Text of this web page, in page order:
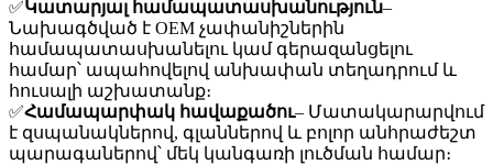
✅Կատարյալ համապատասխանություն–
Նախագծված է OEM չափանիշներին
համապատասխանելու կամ գերազանցելու
համար՝ ապահովելով անխափան տեղադրում և
հուսալի աշխատանք։
✅Համապարփակ հավաքածու– Մատակարարվում
է զսպանակներով, գլաններով և բոլոր անհրաժեշտ
պարագաներով՝ մեկ կանգառի լուծման համար։